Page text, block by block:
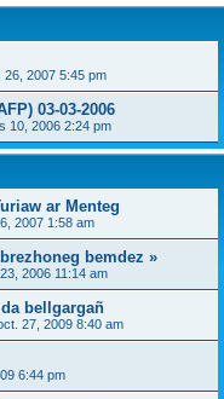
e
26, 2007 5:45 pm
03-03-2006
10, 2006 2:24 pm
ar Menteg
2007 1:58 am
bemdez »
2006 11:14 am
bellgargañ
27, 2009 8:40 am
6:44 pm